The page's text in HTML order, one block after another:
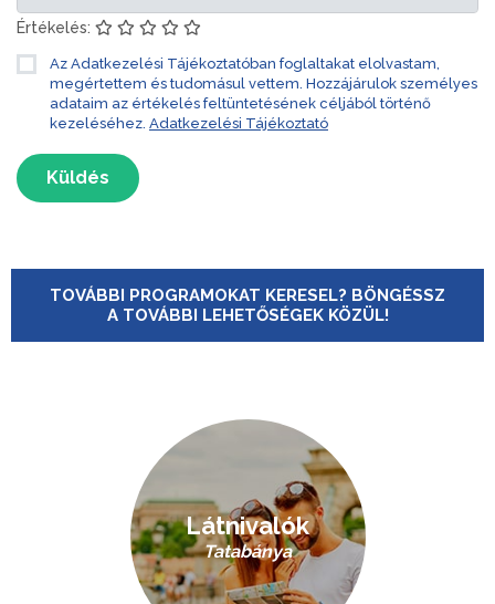
Értékelés:
Az Adatkezelési Tájékoztatóban foglaltakat elolvastam,
megértettem és tudomásul vettem. Hozzájárulok személyes
adataim az értékelés feltüntetésének céljából történő
kezeléséhez. Adatkezelési Tájékoztató
Küldés
TOVÁBBI PROGRAMOKAT KERESEL? BÖNGÉSSZ
A TOVÁBBI LEHETŐSÉGEK KÖZÜL!
Látnivalók
Tatabánya